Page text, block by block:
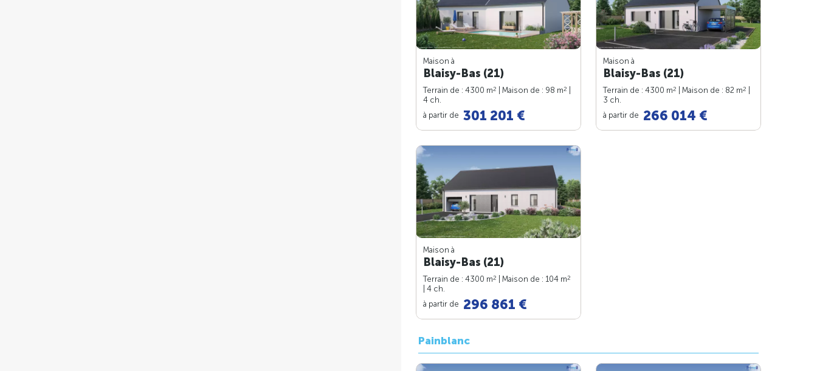
Maison à
Blaisy-Bas (21)
Terrain de : 4300 m2 | Maison de : 98 m2
4 ch.
à partir de 301 201 €
Maison à
Blaisy-Bas (21)
Terrain de : 4300 m2 | Maison de : 82 m2
3 ch.
à partir de 266 014 €
Maison à
Blaisy-Bas (21)
Terrain de : 4300 m2 | Maison de : 104 m2
| 4 ch.
à partir de 296 861 €
Painblanc